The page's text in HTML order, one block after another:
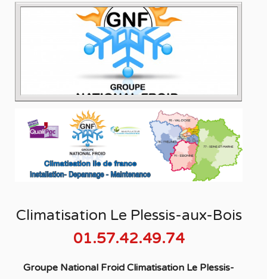
Climatisation Le Plessis-aux-Bois
01.57.42.49.74
Groupe National Froid Climatisation Le Plessis-